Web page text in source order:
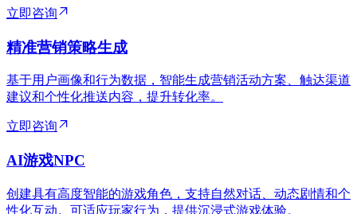
立即咨询
精准营销策略生成
基于用户画像和行为数据，智能生成营销活动方案、触达渠道
建议和个性化推送内容，提升转化率。
立即咨询
AI游戏NPC
创建具有高度智能的游戏角色，支持自然对话、动态剧情和个
性化互动。可适应玩家行为，提供沉浸式游戏体验。